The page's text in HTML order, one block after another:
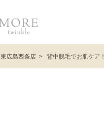
東広島西条店 背中脱毛でお肌ケア！